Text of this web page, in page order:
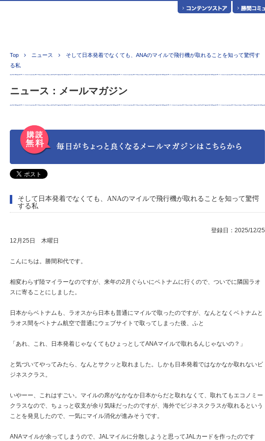
Top ニュース
そして日本発着でなくても、ANAのマイルで飛行機が取れることを知って驚愕す
る私
ニュース：メールマガジン
そして日本発着でなくても、ANAのマイルで飛行機が取れることを知って驚愕
する私
登録日：2025/12/25
12月25日 木曜日
こんにちは。勝間和代です。
相変わらず陸マイラーなのですが、来年の2月ぐらいにベトナムに行くので、ついでに隣国ラオ
スに寄ることにしました。
日本からベトナムも、ラオスから日本も普通にマイルで取ったのですが、なんとなくベトナムと
ラオス間をベトナム航空で普通にウェブサイトで取ってしまった後、ふと
「あれ、これ、日本発着じゃなくてもひょっとしてANAマイルで取れるんじゃないの？」
と気づいてやってみたら、なんとサクッと取れました。しかも日本発着ではなかなか取れないビ
ジネスクラス。
いやーー、これはすごい。マイルの席がなかなか日本からだと取れなくて、取れてもエコノミー
クラスなので、ちょっと収支が余り気味だったのですが、海外でビジネスクラスが取れるという
ことを発見したので、一気にマイル消化が進みそうです。
ANAマイルが余ってしまうので、JALマイルに分散しようと思ってJALカードを作ったのです